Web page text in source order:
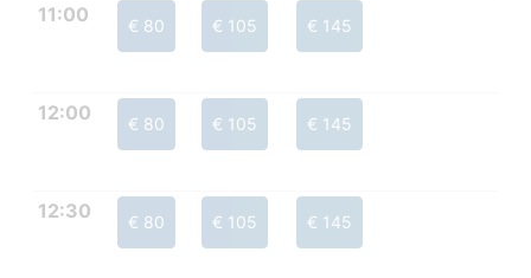
11:00 € 80 € 105 € 145
12:00 € 80 € 105 € 145
12:30 € 80 € 105 € 145